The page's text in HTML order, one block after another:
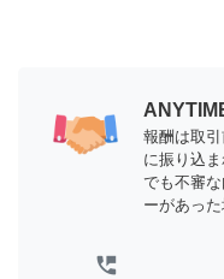
報酬は取
に振り込
でも不審
ーがあっ
perm_phone_msg